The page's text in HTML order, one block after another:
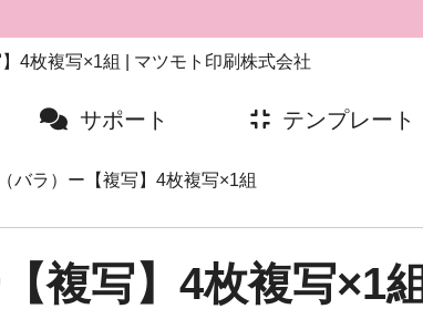
4枚複写×1組 | マツモト印刷株式会社
サポート テンプレート
バラ）ー【複写】4枚複写×1組
複写】4枚複写×1組